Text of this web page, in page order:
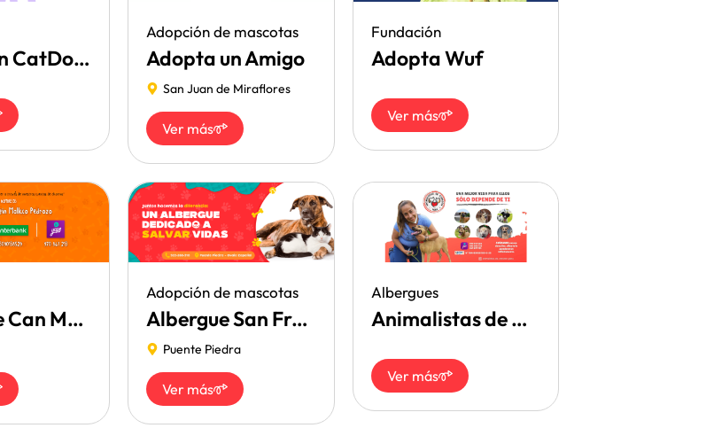
Adopción CatDog Perú
Adopción de mascotas
Adopta un Amigo
San Juan de Miraflores
Ver más
Fundación
Adopta Wuf
Ver más
Albergue Can Martín
Adopción de mascotas
Albergue San Francisco
Puente Piedra
Ver más
Albergues
Animalistas de Corazón
Ver más